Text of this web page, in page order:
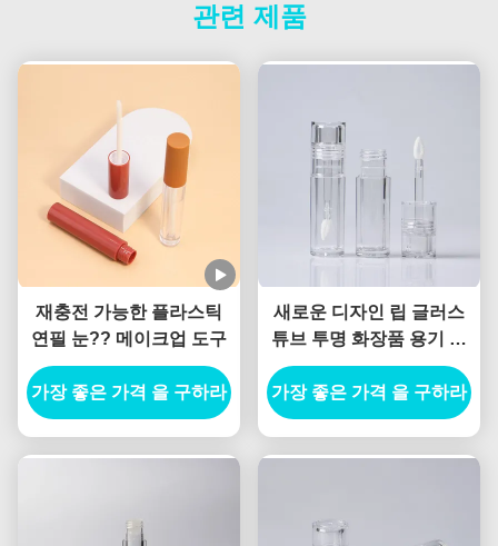
관련 제품
재충전 가능한 플라스틱
연필 눈?? 메이크업 도구
가장 좋은 가격 을 구하라
새로운 디자인 립 글러스
튜브 투명 화장품 용기 귀
여운 립 글러스 패키지 립
글러스 용기 판매자
가장 좋은 가격 을 구하라